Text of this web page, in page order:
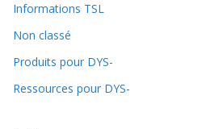
Informations TSL
Non classé
Produits pour DYS-
Ressources pour DYS-